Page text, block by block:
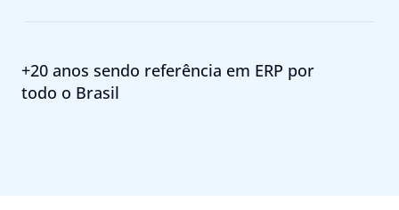
+20 anos sendo referência em ERP por
todo o Brasil